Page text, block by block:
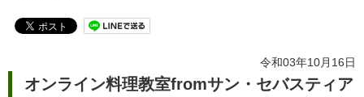
令和03年10月16日
オンライン料理教室fromサン・セバスティア